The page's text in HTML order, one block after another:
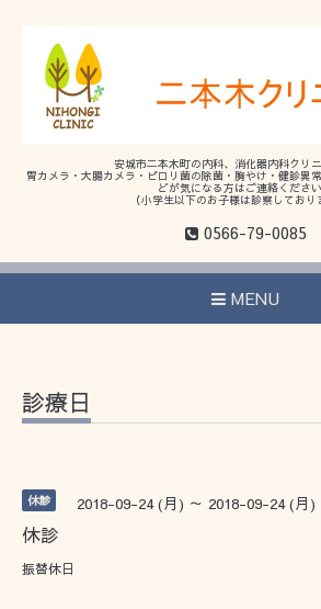
安城市二本木町の内科、消化器内科クリニ
胃カメラ・大腸カメラ・ピロリ菌の除菌・胸やけ・健診
どが気になる方はご連絡ください
（小学生以下のお子様は診察しており
0566-79-0085
MENU
診療日
休診 2018-09-24 (月) ～ 2018-09-24 (月)
休診
振替休日